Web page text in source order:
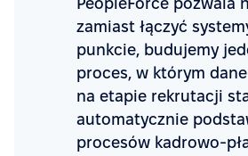
zamiast łączyć
punkcie, budujemy
proces, w którym
na etapie rekrutacji
automatycznie
procesów kadrowo-